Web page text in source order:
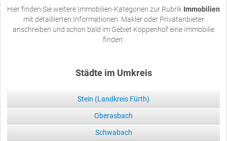
Hier finden Sie weitere Immobilien-Kategorien zur Rubrik Immobilien
mit detaillierten Informationen. Makler oder Privatanbieter
anschreiben und schon bald im Gebiet Koppenhof eine Immobilie
finden.
Städte im Umkreis
Stein (Landkreis Fürth)
Oberasbach
Schwabach